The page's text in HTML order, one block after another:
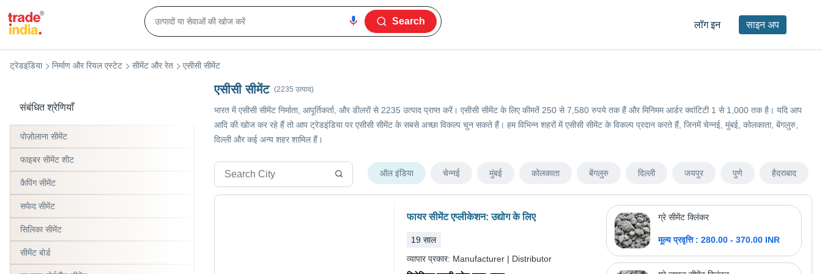
लॉग इन साइन अप
Search
एसीसी सीमेंट (2235 उत्पाद)
भारत में एसीसी सीमेंट निर्माता, आपूर्तिकर्ता, और डीलरों से 2235 उत्पाद प्राप्त करें। एसीसी सीमेंट के लिए कीमतें 250 से 7,580 रुपये तक हैं और मिनिमम आर्डर क्वांटिटी 1 से 1,000 तक है। यदि आप
आदि की खोज कर रहे हैं तो आप ट्रेडइंडिया पर एसीसी सीमेंट के सबसे अच्छा विकल्प चुन सकते हैं। हम विभिन्न शहरों में एसीसी सीमेंट के विकल्प प्रदान करते हैं, जिनमें चेन्नई, मुंबई, कोलकाता, बेंगलुरु,
दिल्ली और कई अन्य शहर शामिल हैं।
ऑल इंडिया चेन्नई मुंबई कोलकाता बेंगलुरु दिल्ली जयपुर पुणे हैदराबाद
फायर सीमेंट एप्लीकेशन: उद्योग के लिए
19 साल
व्यापार प्रकार: Manufacturer | Distributor
ग्रे सीमेंट क्लिंकर
मूल्य प्रवृत्ति : 280.00 - 370.00 INR
संबंधित श्रेणियाँ
पोज़ोलाना सीमेंट
फाइबर सीमेंट शीट
कैपिंग सीमेंट
सफेद सीमेंट
सिलिका सीमेंट
सीमेंट बोर्ड
ट्रेडइंडिया निर्माण और रियल एस्टेट सीमेंट और रेत एसीसी सीमेंट